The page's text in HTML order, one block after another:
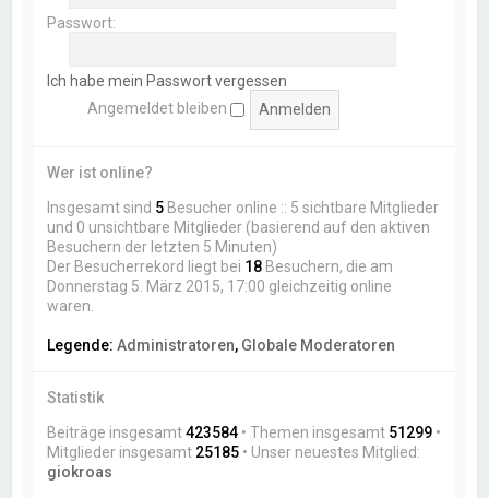
Passwort:
Ich habe mein Passwort vergessen
Angemeldet bleiben
Wer ist online?
Insgesamt sind 5 Besucher online :: 5 sichtbare Mitglieder
und 0 unsichtbare Mitglieder (basierend auf den aktiven
Besuchern der letzten 5 Minuten)
Der Besucherrekord liegt bei 18 Besuchern, die am
Donnerstag 5. März 2015, 17:00 gleichzeitig online
waren.
Legende:Administratoren, Globale Moderatoren
Statistik
Beiträge insgesamt423584 • Themen insgesamt 51299 •
Mitglieder insgesamt 25185 • Unser neuestes Mitglied:
giokroas